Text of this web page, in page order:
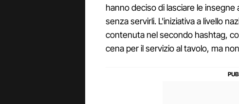
hanno deciso di lasciare le
senza servirli. L'iniziativa a livello
contenuta nel secondo hashtag,
cena per il servizio al tavolo, ma